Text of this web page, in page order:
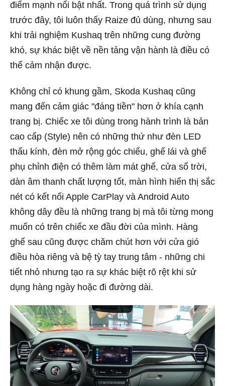
điểm mạnh nổi bật nhất. Trong quá trình sử dụng
trước đây, tôi luôn thấy Raize đủ dùng, nhưng sau
khi trải nghiệm Kushaq trên những cung đường
khó, sự khác biệt về nền tảng vận hành là điều có
thể cảm nhận được.
Không chỉ có khung gầm, Skoda Kushaq cũng
mang đến cảm giác "đáng tiền" hơn ở khía cạnh
trang bị. Chiếc xe tôi dùng trong hành trình là bản
cao cấp (Style) nên có những thứ như đèn LED
thấu kính, đèn mở rộng góc chiếu, ghế lái và ghế
phụ chỉnh điện có thêm làm mát ghế, cửa sổ trời,
dàn âm thanh chất lượng tốt, màn hình hiển thị sắc
nét có kết nối Apple CarPlay và Android Auto
không dây đều là những trang bị mà tôi từng mong
muốn có trên chiếc xe đầu đời của mình. Hàng
ghế sau cũng được chăm chút hơn với cửa gió
điều hòa riêng và bệ tỳ tay trung tâm - những chi
tiết nhỏ nhưng tạo ra sự khác biệt rõ rệt khi sử
dụng hàng ngày hoặc đi đường dài.